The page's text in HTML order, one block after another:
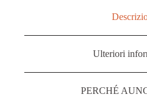
Ulteriori
PERCHÉ